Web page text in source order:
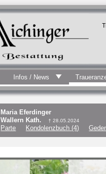
Infos / News
Maria Eferdinger
Wallern Kath.
† 28.05.2024
Parte Kondolenzbuch (4)